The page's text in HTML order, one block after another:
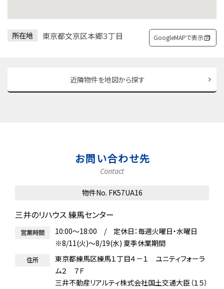
所在地 東京都文京区本郷３丁目 GoogleMAPで表示
近隣物件を地図から探す
お問い合わせ先
Contact
物件No. FK57UA16
三井のリハウス 練馬センター
営業時間
10:00～18:00 / 定休日：毎週火曜日・水曜日
※8/11(火)～8/19(水) 夏季休業期間
住所
東京都練馬区練馬１丁目４－１ ユニティフォーラ
ム２ ７Ｆ
三井不動産リアルティ株式会社国土交通大臣（１５）